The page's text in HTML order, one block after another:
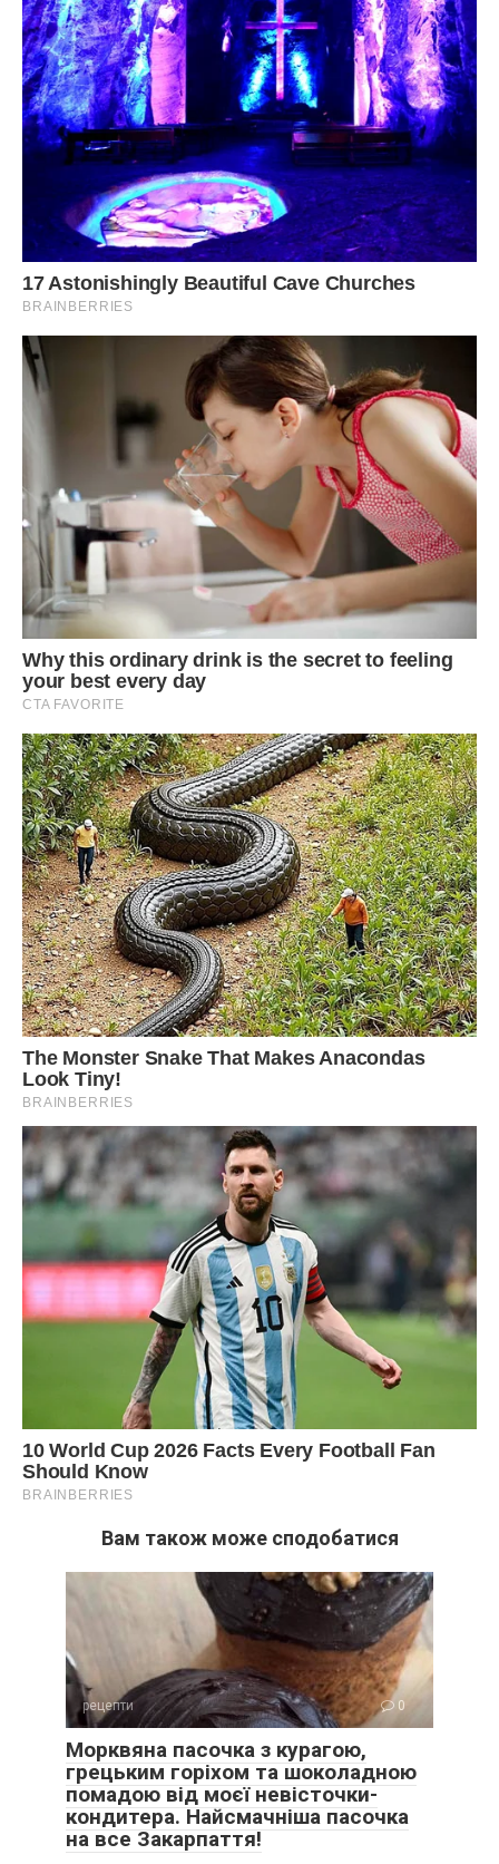
Вам також може сподобатися
рецепти 0
Морквяна пасочка з курагою,
грецьким горіхом та шоколадною
помадою від моєї невісточки-
кондитера. Найсмачніша пасочка
на все Закарпаття!